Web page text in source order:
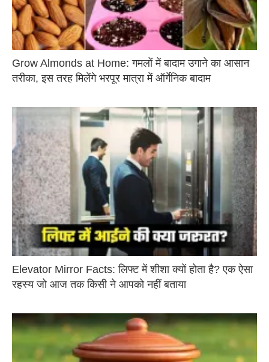
Grow Almonds at Home: गमलों में बादाम उगाने का आसान
तरीका, इस तरह मिलेंगे भरपूर मात्रा में ऑर्गेनिक बादाम
Elevator Mirror Facts: लिफ्ट में शीशा क्यों होता है? एक ऐसा
रहस्य जो आज तक किसी ने आपको नहीं बताया